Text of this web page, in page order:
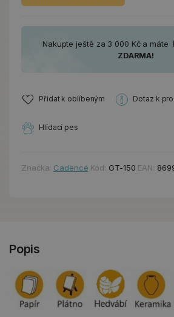
Nakupte ještě za 3 000 Kč a máte
ZDARMA!
Přidat k oblíbeným Dotaz k
Hlídací pes
Značka: Cadence Kód: GT-150 EAN:
Popis